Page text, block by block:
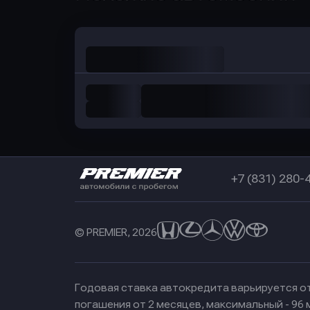
+7 (831) 280-
© PREMIER, 2026
Годовая ставка автокредита варьируется
погашения от 2 месяцев, максимальный - 96